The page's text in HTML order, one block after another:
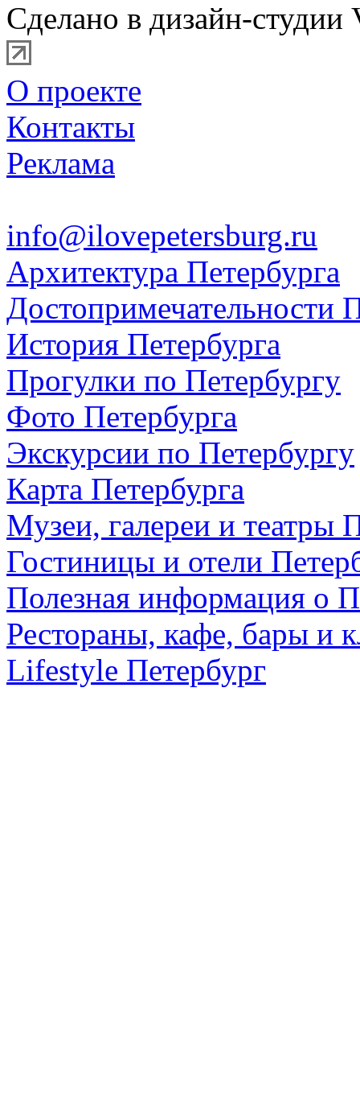
Сделано в дизайн-студии
О проекте
Контакты
Реклама
info@ilovepetersburg.ru
Архитектура Петербурга
Достопримечательности
История Петербурга
Прогулки по Петербургу
Фото Петербурга
Экскурсии по Петербургу
Карта Петербурга
Музеи, галереи и театры
Гостиницы и отели
Полезная информация о
Рестораны, кафе, бары и
Lifestyle Петербург